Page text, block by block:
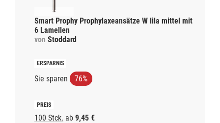
Smart Prophy Prophylaxeansätze W lila mittel mit
6 Lamellen
von Stoddard
Sie sparen 76%
100 Stck. ab 9,45 €